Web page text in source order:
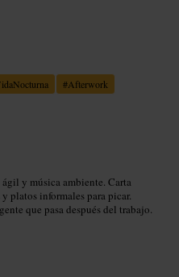
#Afterwork
y música ambiente. Carta
platos informales para picar.
que pasa después del trabajo.